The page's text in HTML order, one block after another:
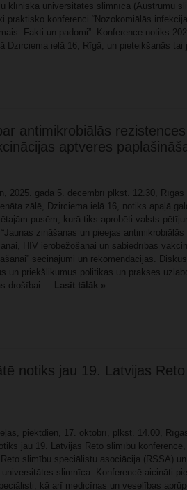
klīniskā universitātes slimnīca (Austrumu
praktisko konferenci “Nozokomiālās
Fakti un padomi”. Konference notiks
Dzirciema ielā 16, Rīgā, un pieteikšanās tai
antimikrobiālās
aptveres
2025. gada 5. decembrī plkst. 12.30,
zālē, Dzirciema ielā 16, notiks apaļā
pusēm, kurā tiks aprobēti valsts
zināšanas un pieejas
HIV ierobežošanai un sabiedrības
secinājumi un rekomendācijas.
un priekšlikumus politikas un prakses
drošībai ... Lasīt tālāk »
notiks jau 19. Latvijas
piektdien, 17. oktobrī, plkst. 14.00,
jau 19. Latvijas Reto slimību
slimību speciālistu asociācija (RSSA)
universitātes slimnīca. Konferencē aicināti
kā arī medicīnas un veselības